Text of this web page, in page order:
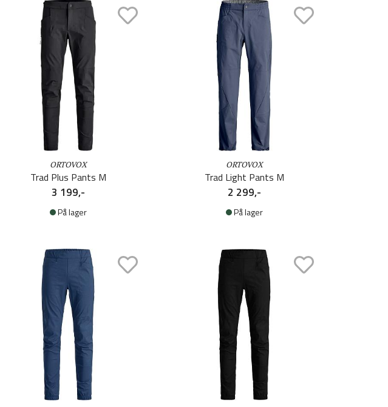
ORTOVOX
Trad Plus Pants M
3 199,-
På lager
ORTOVOX
Trad Light Pants M
2 299,-
På lager